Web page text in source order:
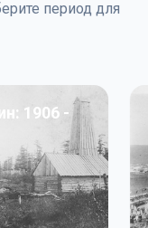
период для
1906 -